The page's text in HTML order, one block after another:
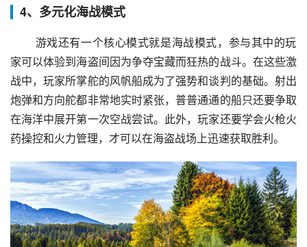
4、多元化海战模式
家可以体验到海盗间因为争夺宝藏而狂热的战斗。在这些激
战中，玩家所掌舵的风帆船成为了强势和谈判的基础。射出
炮弹和方向舵都非常地实时紧张，普普通通的船只还要争取
在海洋中展开第一次空战尝试。此外，玩家还要学会火枪火
药操控和火力管理，才可以在海盗战场上迅速获取胜利。